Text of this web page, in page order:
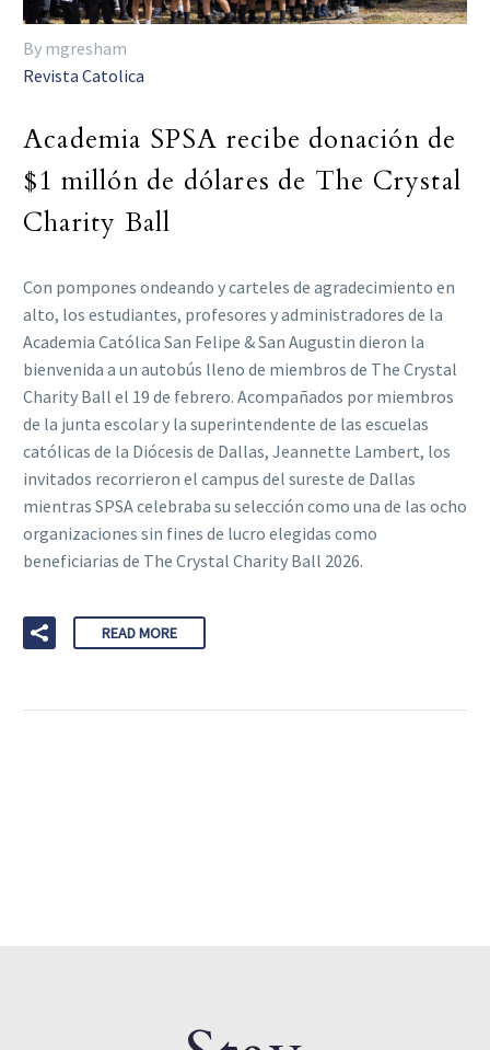
By mgresham
Revista Catolica
Academia SPSA recibe donación de
$1 millón de dólares de The Crystal
Charity Ball
Con pompones ondeando y carteles de agradecimiento en
alto, los estudiantes, profesores y administradores de la
Academia Católica San Felipe & San Augustin dieron la
bienvenida a un autobús lleno de miembros de The Crystal
Charity Ball el 19 de febrero. Acompañados por miembros
de la junta escolar y la superintendente de las escuelas
católicas de la Diócesis de Dallas, Jeannette Lambert, los
invitados recorrieron el campus del sureste de Dallas
mientras SPSA celebraba su selección como una de las ocho
organizaciones sin fines de lucro elegidas como
beneficiarias de The Crystal Charity Ball 2026.
READ MORE